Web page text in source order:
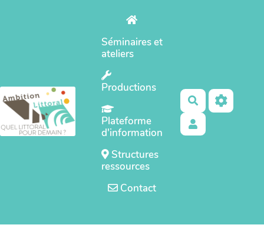
Séminaires et
ateliers
Productions
Plateforme
d'information
Structures
ressources
Contact
Rechercher